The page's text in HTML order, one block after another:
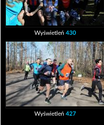
Wyświetleń 430
Wyświetleń 427